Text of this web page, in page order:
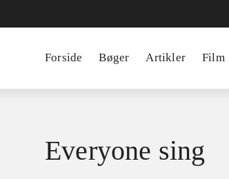
Forside Bøger Artikler Film
Everyone sing